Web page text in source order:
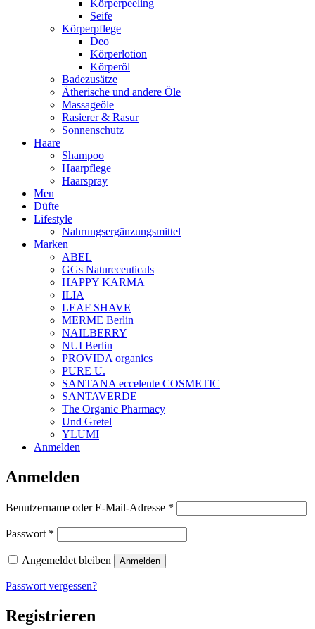
Körperpeeling
Seife
Körperpflege
Deo
Körperlotion
Körperöl
Badezusätze
Ätherische und andere Öle
Massageöle
Rasierer & Rasur
Sonnenschutz
Haare
Shampoo
Haarpflege
Haarspray
Men
Düfte
Lifestyle
Nahrungsergänzungsmittel
Marken
ABEL
GGs Natureceuticals
HAPPY KARMA
ILIA
LEAF SHAVE
MERME Berlin
NAILBERRY
NUI Berlin
PROVIDA organics
PURE U.
SANTANA eccelente COSMETIC
SANTAVERDE
The Organic Pharmacy
Und Gretel
YLUMI
Anmelden
Anmelden
Benutzername oder E-Mail-Adresse *
Passwort *
Angemeldet bleiben Anmelden
Passwort vergessen?
Registrieren